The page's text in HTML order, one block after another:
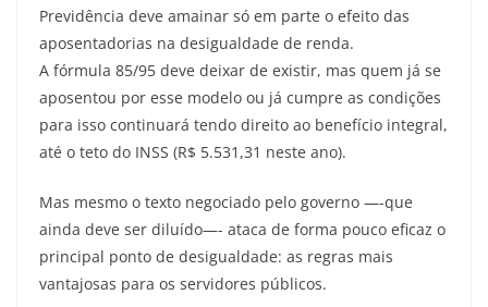
Previdência deve amainar só em parte o efeito das
aposentadorias na desigualdade de renda.
A fórmula 85/95 deve deixar de existir, mas quem já se
aposentou por esse modelo ou já cumpre as condições
para isso continuará tendo direito ao benefício integral,
até o teto do INSS (R$ 5.531,31 neste ano).
Mas mesmo o texto negociado pelo governo —-que
ainda deve ser diluído—- ataca de forma pouco eficaz o
principal ponto de desigualdade: as regras mais
vantajosas para os servidores públicos.